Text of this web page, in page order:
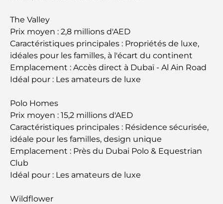
au DIFC
Les marques de vêtements les plus chères au
Architecture ottomane : un riche héritage d'art,
de culture et d'empire
Comment choisir un conseiller financier à Dubaï ?
Les jets privés les plus chers : immersion dans
l'univers du luxe aéronautique des milliardaires
monde
The Valley
Prix moyen : 2,8 millions d'AED
Caractéristiques principales : Propriétés de luxe,
idéales pour les familles, à l'écart du continent
Emplacement : Accès direct à Dubaï - Al Ain Road
Idéal pour : Les amateurs de luxe
Polo Homes
Prix moyen : 15,2 millions d'AED
Caractéristiques principales : Résidence sécurisée,
idéale pour les familles, design unique
Emplacement : Près du Dubai Polo & Equestrian
Club
Idéal pour : Les amateurs de luxe
Wildflower